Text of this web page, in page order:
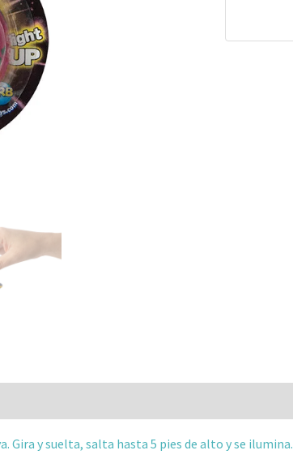
Gira y suelta, salta hasta 5 pies de alto y se ilumina.